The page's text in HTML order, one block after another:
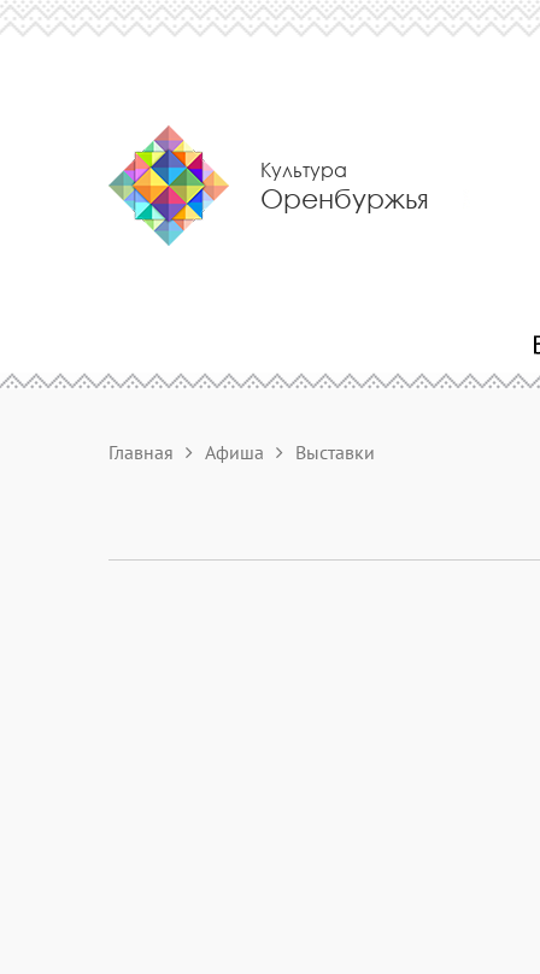
Культура
Оренбуржья
Главная Афиша Выставки